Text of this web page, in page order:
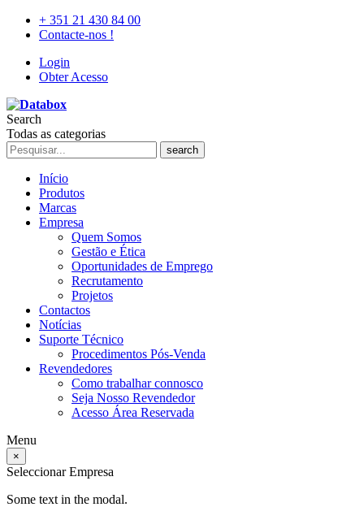
+ 351 21 430 84 00
Contacte-nos !
Login
Obter Acesso
Search
Todas as categorias
search
Início
Produtos
Marcas
Empresa
Quem Somos
Gestão e Ética
Oportunidades de Emprego
Recrutamento
Projetos
Contactos
Notícias
Suporte Técnico
Procedimentos Pós-Venda
Revendedores
Como trabalhar connosco
Seja Nosso Revendedor
Acesso Área Reservada
Menu
×
Seleccionar Empresa
Some text in the modal.